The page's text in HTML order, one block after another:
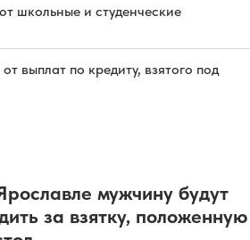
школьные и студенческие
выплат по кредиту, взятого под
мужчину будут
за взятку, положенную